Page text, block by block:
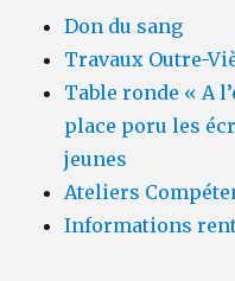
Don du sang
Travaux Outre-
Table ronde « A
place poru les
jeunes
Ateliers
Informations